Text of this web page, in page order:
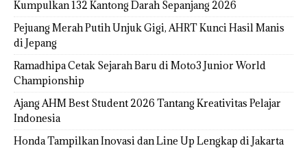
Kumpulkan 132 Kantong Darah Sepanjang 2026
Pejuang Merah Putih Unjuk Gigi, AHRT Kunci Hasil Manis
di Jepang
Ramadhipa Cetak Sejarah Baru di Moto3 Junior World
Championship
Ajang AHM Best Student 2026 Tantang Kreativitas Pelajar
Indonesia
Honda Tampilkan Inovasi dan Line Up Lengkap di Jakarta